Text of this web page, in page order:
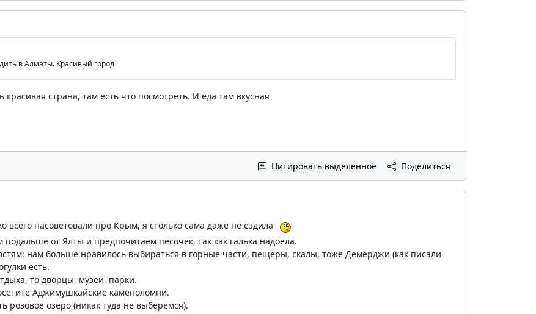
в Алматы. Красивый город
красивая страна, там есть что посмотреть. И еда там вкусная
Цитировать выделенное Поделиться
всего насоветовали про Крым, я столько сама даже не ездила
от Ялты и предпочитаем песочек, так как галька надоела.
нам больше нравилось выбираться в горные части, пещеры, скалы, тоже Демерджи (как писали
есть.
то дворцы, музеи, парки.
Аджимушкайские каменоломни.
розовое озеро (никак туда не выберемся).